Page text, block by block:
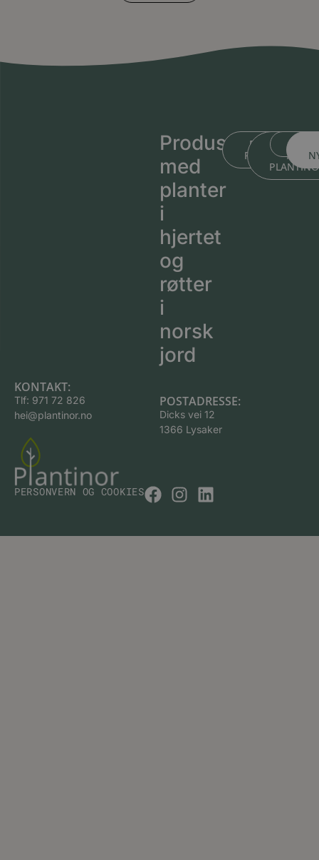
Produsert
med
planter
i
hjertet
og
røtter
i
norsk
jord
BLI KJENT MED
BLI
MED
KONTAKT:
Tlf: 971 72 826
hei@plantinor.no
POSTADRESSE:
Dicks vei 12
1366 Lysaker
PERSONVERN OG COOKIES